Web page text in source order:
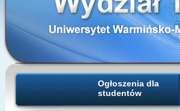
Ogłoszenia dla
studentów